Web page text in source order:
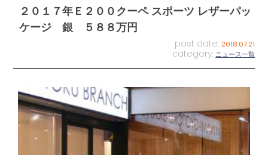
２０１７年Ｅ２００クーペ スポーツ レザーパッ
ケージ 銀 ５８８万円
post date: 2018.07.21
category: ニュース一覧